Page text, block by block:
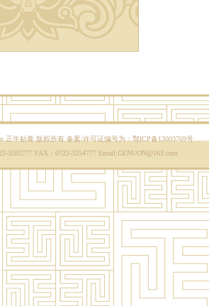
正牛贴膏 版权所有 备案/许可证编号为：鄂ICP备13003769号
3592777 FAX：0722-3254777 Email:GENUON@163.com